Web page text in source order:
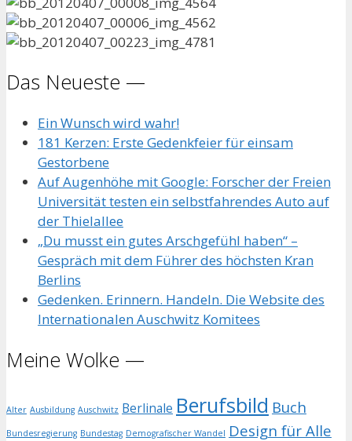
Das Neueste —
Ein Wunsch wird wahr!
181 Kerzen: Erste Gedenkfeier für einsam
Gestorbene
Auf Augenhöhe mit Google: Forscher der Freien
Universität testen ein selbstfahrendes Auto auf
der Thielallee
„Du musst ein gutes Arschgefühl haben“ –
Gespräch mit dem Führer des höchsten Kran
Berlins
Gedenken. Erinnern. Handeln. Die Website des
Internationalen Auschwitz Komitees
Meine Wolke —
Alter Ausbildung Auschwitz Berlinale Berufsbild Buch
Bundesregierung Bundestag Demografischer Wandel Design für Alle